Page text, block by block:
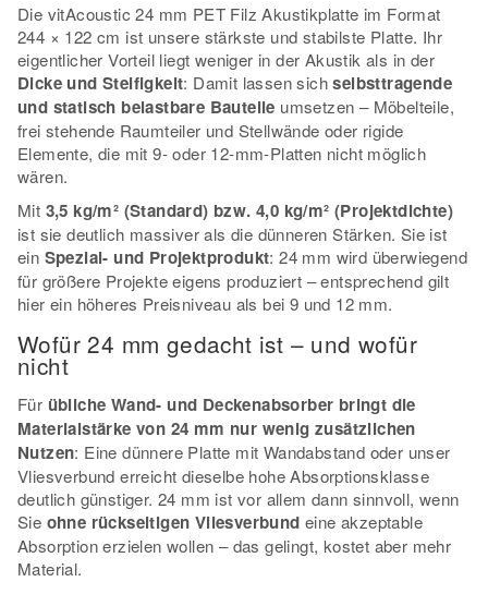
Die vitAcoustic 24 mm PET Filz Akustikplatte im Format
244 × 122 cm ist unsere stärkste und stabilste Platte. Ihr
eigentlicher Vorteil liegt weniger in der Akustik als in der
Dicke und Steifigkeit: Damit lassen sichselbsttragende
und statisch belastbare Bauteile umsetzen – Möbelteile,
frei stehende Raumteiler und Stellwände oder rigide
Elemente, die mit 9- oder 12-mm-Platten nicht möglich
wären.
Mit 3,5 kg/m² (Standard) bzw. 4,0 kg/m² (Projektdichte)
ist sie deutlich massiver als die dünneren Stärken. Sie ist
ein Spezial- und Projektprodukt: 24 mm wird überwiegend
für größere Projekte eigens produziert – entsprechend gilt
hier ein höheres Preisniveau als bei 9 und 12 mm.
Wofür 24 mm gedacht ist – und wofür
nicht
Für übliche Wand- und Deckenabsorber bringt die
Materialstärke von 24 mm nur wenig zusätzlichen
Nutzen: Eine dünnere Platte mit Wandabstand oder unser
Vliesverbund erreicht dieselbe hohe Absorptionsklasse
deutlich günstiger. 24 mm ist vor allem dann sinnvoll, wenn
Sie ohne rückseitigen Vliesverbund eine akzeptable
Absorption erzielen wollen – das gelingt, kostet aber mehr
Material.